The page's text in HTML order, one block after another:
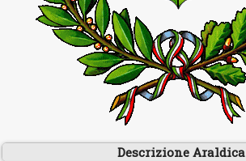
Descrizione Araldica